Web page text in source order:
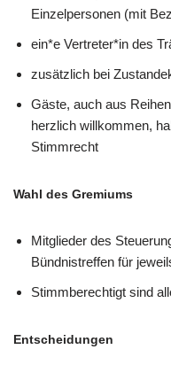
Einzelpersonen (mit
ein*e Vertreter*in des
zusätzlich bei
Gäste, auch aus
herzlich willkommen,
Stimmrecht
Wahl des Gremiums
Mitglieder des
Bündnistreffen für
Stimmberechtigt sind
Entscheidungen